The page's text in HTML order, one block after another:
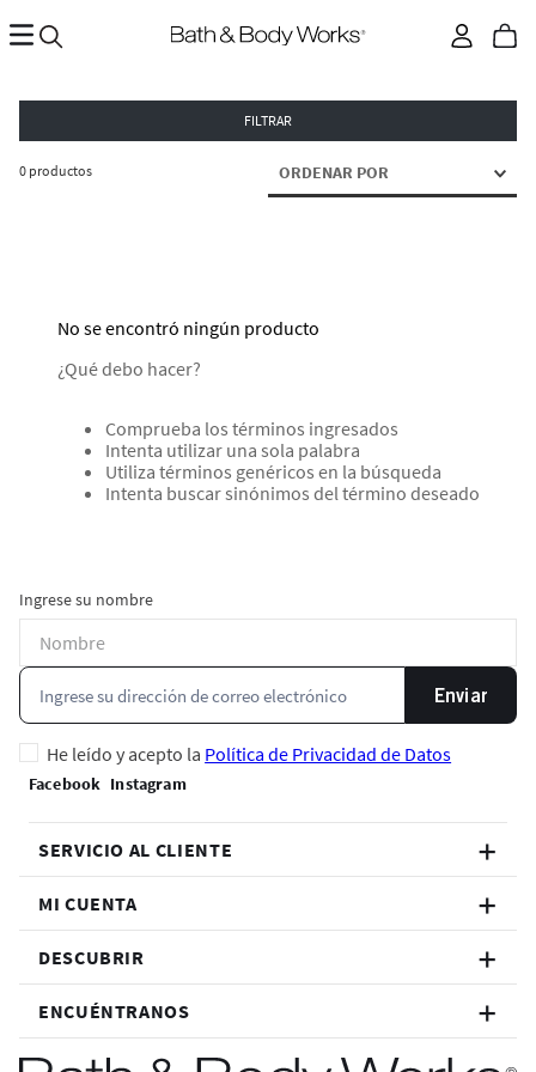
FILTRAR
0 productos ORDENAR POR
No se encontró ningún producto
¿Qué debo hacer?
Comprueba los términos ingresados
Intenta utilizar una sola palabra
Utiliza términos genéricos en la búsqueda
Intenta buscar sinónimos del término deseado
Ingrese su nombre
Enviar
He leído y acepto la Política de Privacidad de Datos
SERVICIO AL CLIENTE
MI CUENTA
DESCUBRIR
ENCUÉNTRANOS